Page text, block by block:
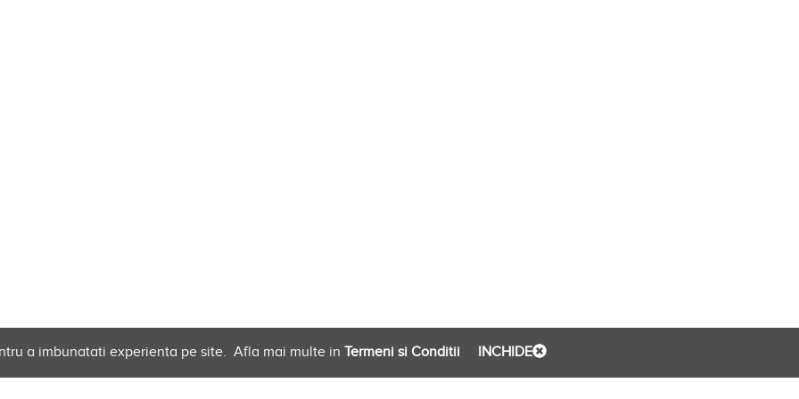
a imbunatati experienta pe site. Afla mai multe in Termeni si Conditii INCHIDE